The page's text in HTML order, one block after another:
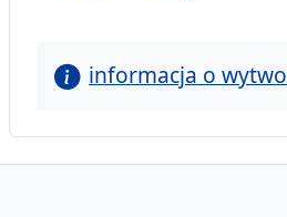
informacja o